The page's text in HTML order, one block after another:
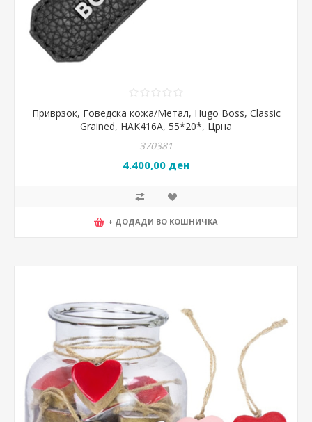
Приврзок, Говедска кожа/Метал, Hugo Boss, Classic
Grained, HAK416A, 55*20*, Црна
370381
4.400,00 ден
+ ДОДАДИ ВО КОШНИЧКА